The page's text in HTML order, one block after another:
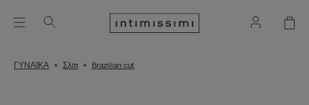
ΓΥΝΑΙΚΑ Σλιπ Brazilian cut